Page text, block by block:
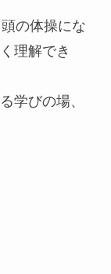
の体操にな
理解でき
学びの場、